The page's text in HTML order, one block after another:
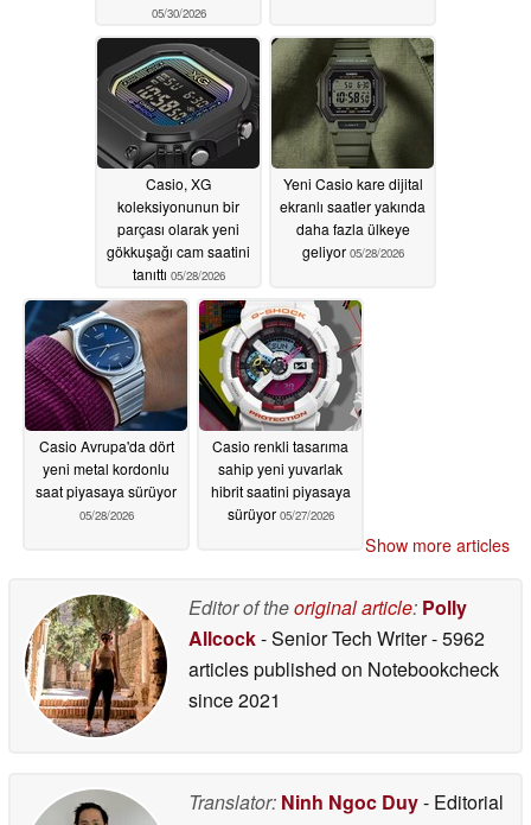
05/30/2026
Casio, XG
koleksiyonunun bir
parçası olarak yeni
gökkuşağı cam saatini
tanıttı 05/28/2026
Yeni Casio kare dijital
ekranlı saatler yakında
daha fazla ülkeye
geliyor 05/28/2026
Casio Avrupa'da dört
yeni metal kordonlu
saat piyasaya sürüyor
05/28/2026
Casio renkli tasarıma
sahip yeni yuvarlak
hibrit saatini piyasaya
sürüyor 05/27/2026
Show more articles
Editor of theoriginal article: Polly
Allcock- Senior Tech Writer- 5962
articles published on Notebookcheck
since 2021
Translator: Ninh Ngoc Duy- Editorial